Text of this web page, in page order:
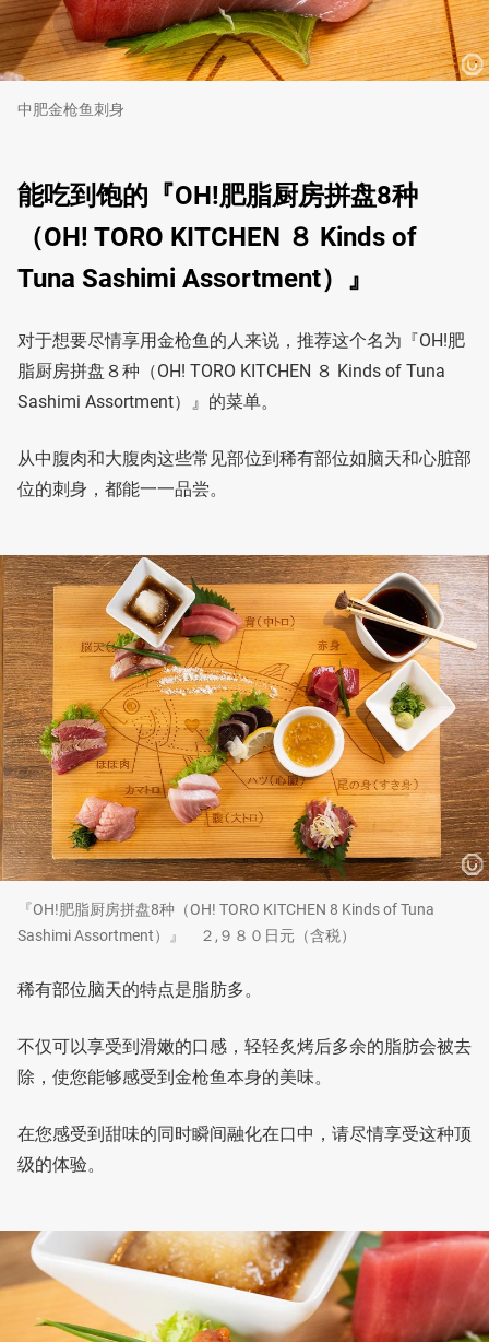
中肥金枪鱼刺身
能吃到饱的『OH!肥脂厨房拼盘8种
（OH! TORO KITCHEN ８ Kinds of
Tuna Sashimi Assortment）』
对于想要尽情享用金枪鱼的人来说，推荐这个名为『OH!肥
脂厨房拼盘８种（OH! TORO KITCHEN ８ Kinds of Tuna
Sashimi Assortment）』的菜单。
从中腹肉和大腹肉这些常见部位到稀有部位如脑天和心脏部
位的刺身，都能一一品尝。
『OH!肥脂厨房拼盘8种（OH! TORO KITCHEN 8 Kinds of Tuna
Sashimi Assortment）』 ２,９８０日元（含税）
稀有部位脑天的特点是脂肪多。
不仅可以享受到滑嫩的口感，轻轻炙烤后多余的脂肪会被去
除，使您能够感受到金枪鱼本身的美味。
在您感受到甜味的同时瞬间融化在口中，请尽情享受这种顶
级的体验。